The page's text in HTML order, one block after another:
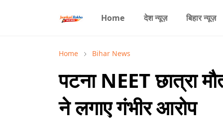
Home देश न्यूज़ बिहार न्यूज़
Home Bihar News
पटना NEET छात्रा
ने लगाए गंभीर आरोप